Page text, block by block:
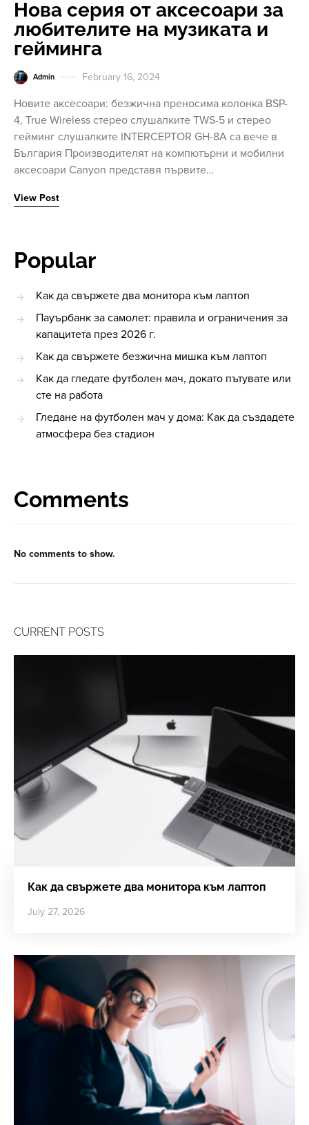
Нова серия от аксесоари за
любителите на музиката и
гейминга
Admin February 16, 2024
Новите аксесоари: безжична преносима колонка BSP-
4, True Wireless стерео слушалките TWS-5 и стерео
гейминг слушалките INTERCEPTOR GH-8A са вече в
България Производителят на компютърни и мобилни
аксесоари Canyon представя първите…
View Post
Popular
Как да свържете два монитора към лаптоп
Пауърбанк за самолет: правила и ограничения за
капацитета през 2026 г.
Как да свържете безжична мишка към лаптоп
Как да гледате футболен мач, докато пътувате или
сте на работа
Гледане на футболен мач у дома: Как да създадете
атмосфера без стадион
Comments
No comments to show.
CURRENT POSTS
Как да свържете два монитора към лаптоп
July 27, 2026